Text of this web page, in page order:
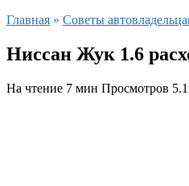
Главная » Советы
Ниссан Жук 1.6
На чтение 7 мин Просмотров